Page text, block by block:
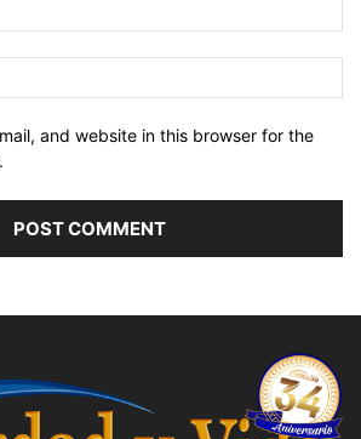
and website in this browser for the